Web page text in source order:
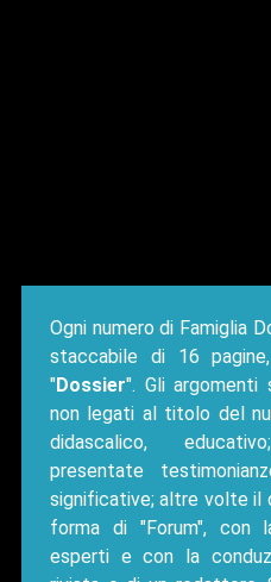
Ogni numero di Famiglia
staccabile di 16
"Dossier". Gli argomenti
non legati al titolo del
didascalico,
presentate
significative; altre volte il
forma di "Forum", con
esperti e con la